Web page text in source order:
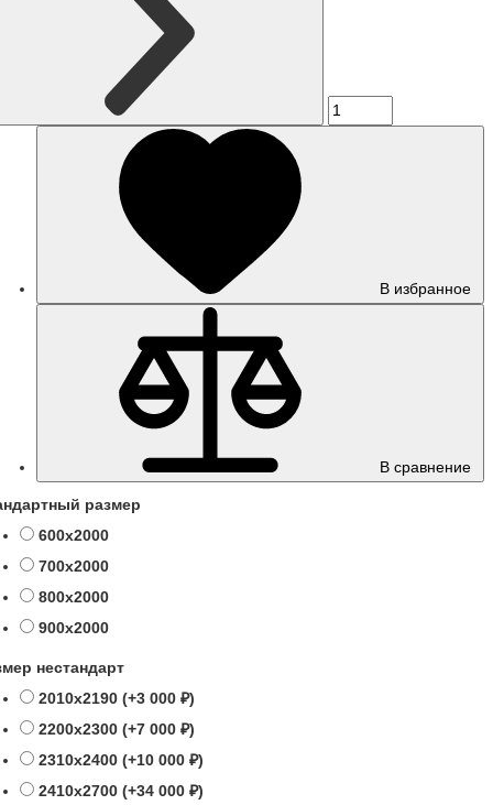
В избранное
В сравнение
размер
600х2000
700х2000
800х2000
900х2000
нестандарт
2010х2190 (+3 000 ₽)
2200х2300 (+7 000 ₽)
2310х2400 (+10 000 ₽)
2410х2700 (+34 000 ₽)